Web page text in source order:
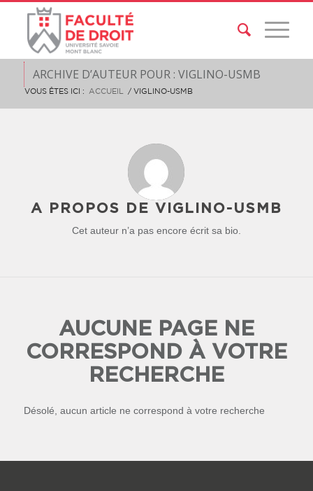
ARCHIVE D’AUTEUR POUR : VIGLINO-USMB
VOUS ÊTES ICI : ACCUEIL / VIGLINO-USMB
A PROPOS DEVIGLINO-USMB
Cet auteur n’a pas encore écrit sa bio.
AUCUNE PAGE NE
CORRESPOND À VOTRE
RECHERCHE
Désolé, aucun article ne correspond à votre recherche